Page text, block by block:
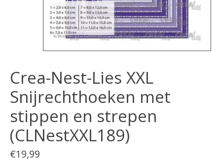
Crea-Nest-Lies XXL
Snijrechthoeken met
stippen en strepen
(CLNestXXL189)
€19,99